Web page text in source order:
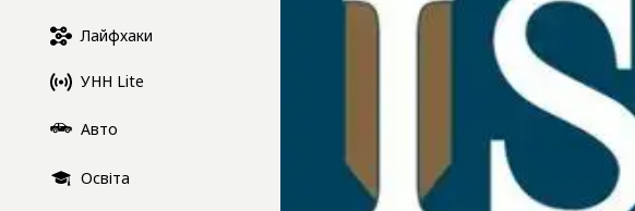
Лайфхаки
УНН Lite
Авто
Освіта